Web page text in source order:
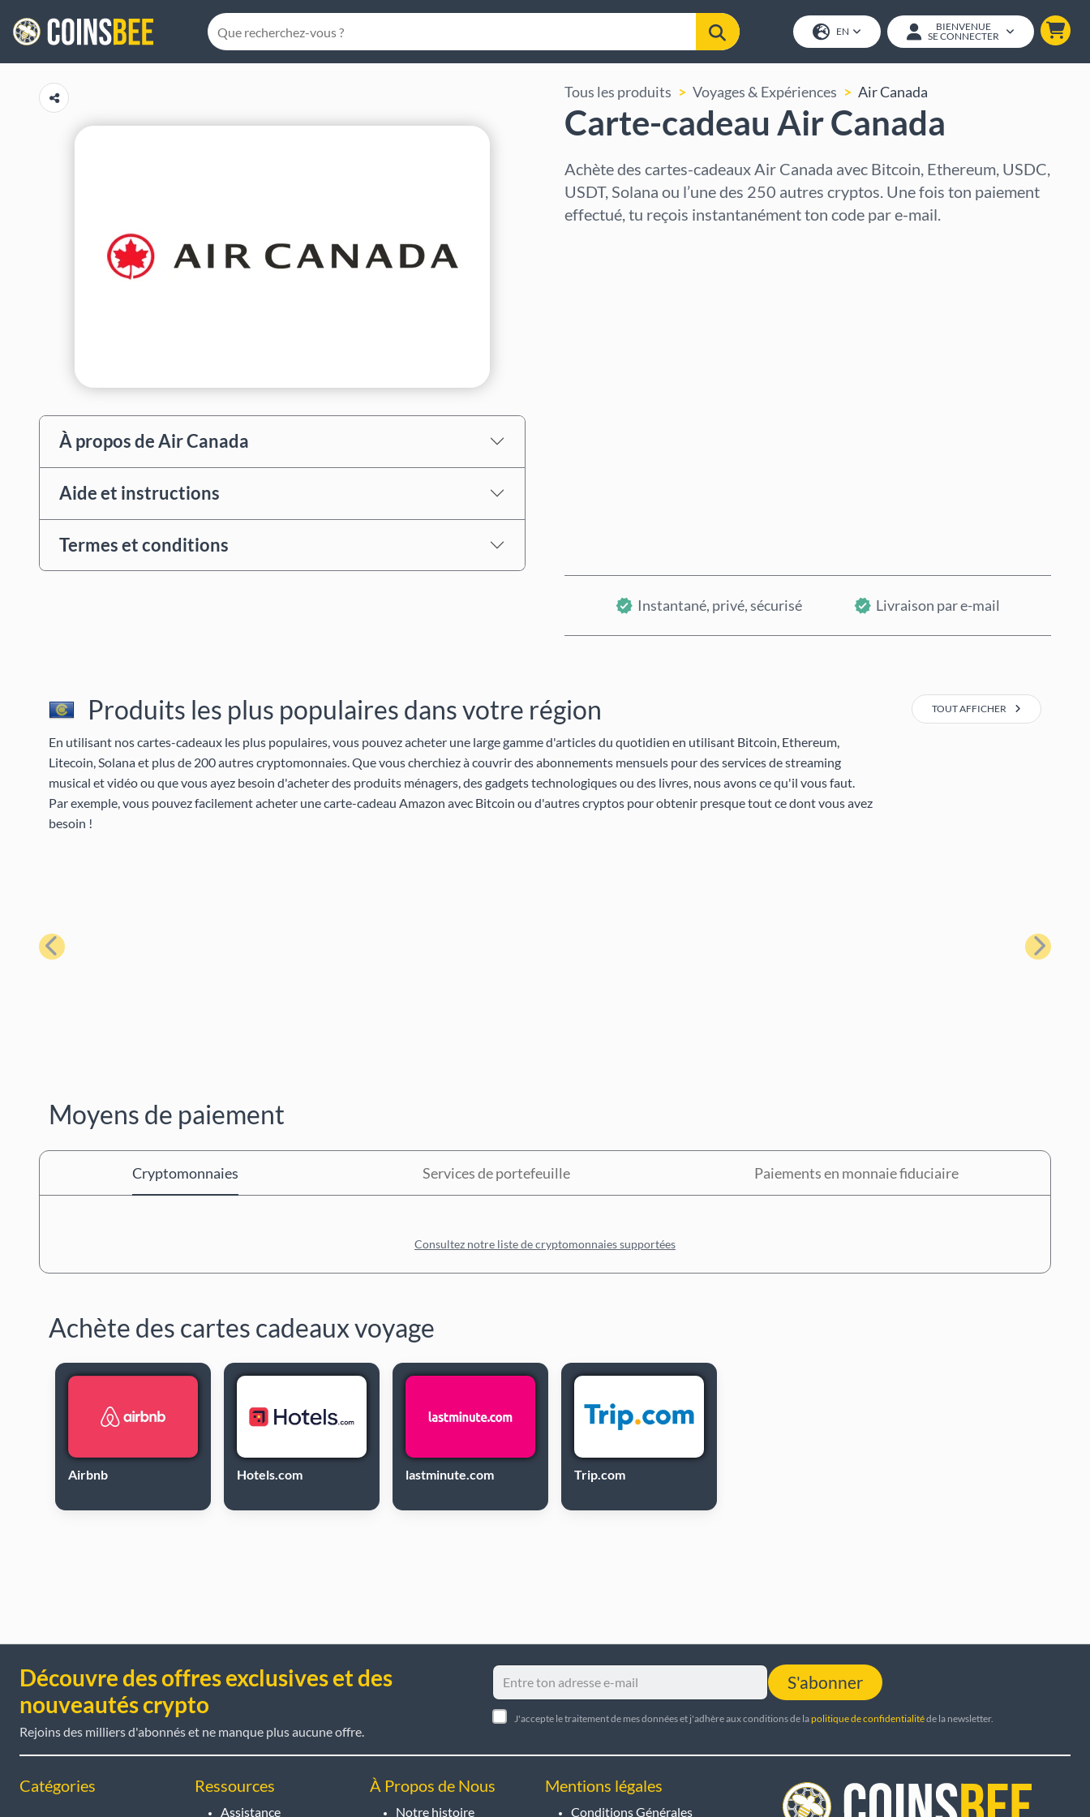
EN
BIENVENUE
SE CONNECTER
À propos de Air Canada
Aide et instructions
Termes et conditions
Tous les produits Voyages & Expériences Air Canada
Carte-cadeau Air Canada
Achète des cartes-cadeaux Air Canada avec Bitcoin, Ethereum, USDC,
USDT, Solana ou l’une des 250 autres cryptos. Une fois ton paiement
effectué, tu reçois instantanément ton code par e-mail.
Instantané, privé, sécurisé Livraison par e-mail
Produits les plus populaires dans votre région
En utilisant nos cartes-cadeaux les plus populaires, vous pouvez acheter une large gamme d'articles du quotidien en utilisant Bitcoin, Ethereum,
Litecoin, Solana et plus de 200 autres cryptomonnaies. Que vous cherchiez à couvrir des abonnements mensuels pour des services de streaming
musical et vidéo ou que vous ayez besoin d'acheter des produits ménagers, des gadgets technologiques ou des livres, nous avons ce qu'il vous faut.
Par exemple, vous pouvez facilement acheter une carte-cadeau Amazon avec Bitcoin ou d'autres cryptos pour obtenir presque tout ce dont vous avez
besoin !
TOUT AFFICHER
Précédent Suivant
Moyens de paiement
Cryptomonnaies Services de portefeuille Paiements en monnaie fiduciaire
Consultez notre liste de cryptomonnaies supportées
Achète des cartes cadeaux voyage
Airbnb Hotels.com lastminute.com Trip.com
Découvre des offres exclusives et des
nouveautés crypto
Rejoins des milliers d'abonnés et ne manque plus aucune offre.
S'abonner
J'accepte le traitement de mes données et j'adhère aux conditions de lapolitique de confidentialitéde la newsletter.
Catégories Ressources
Assistance
À Propos de Nous
Notre histoire
Mentions légales
Conditions Générales